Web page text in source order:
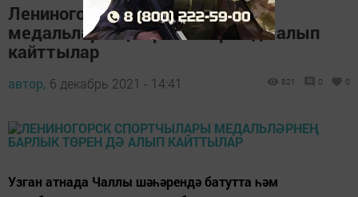
Лениногорск спортчылары
медальләрнең барлык төрен дә алып
кайттылар
автор, 6 декабрь 2021 - 14:41 821 0 0
Узган атнада Чаллы шәһәрендә батутта һәм